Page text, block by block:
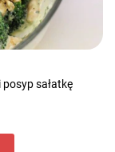
posyp sałatkę